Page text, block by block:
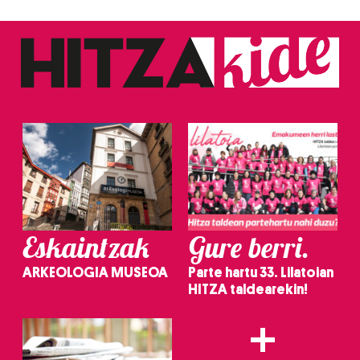
Eskaintzak
ARKEOLOGIA MUSEOA
Gure berri.
Parte hartu 33. Lilatoian
HITZA taldearekin!
+